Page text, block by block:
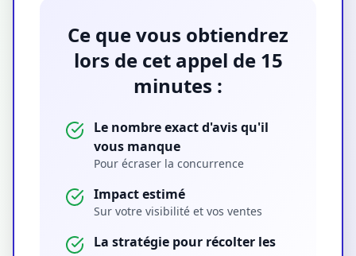
Ce que vous obtiendrez
lors de cet appel de 15
minutes :
Le nombre exact d'avis qu'il
vous manque
Pour écraser la concurrence
Impact estimé
Sur votre visibilité et vos ventes
La stratégie pour récolter les